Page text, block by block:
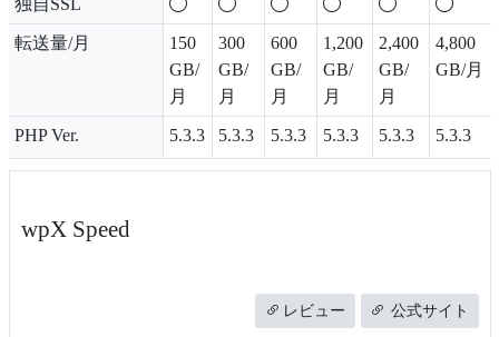
独自SSL
転送量/月
150
GB/
月
300
GB/
月
600
GB/
月
1,200
GB/
月
2,400
GB/
月
4,800
GB/月
PHP Ver. 5.3.3 5.3.3 5.3.3 5.3.3 5.3.3 5.3.3
wpX Speed
レビュー 公式サイト